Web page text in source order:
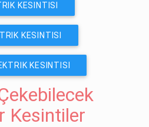
KESINTISI
KESINTISI
KESINTISI
Kesintiler